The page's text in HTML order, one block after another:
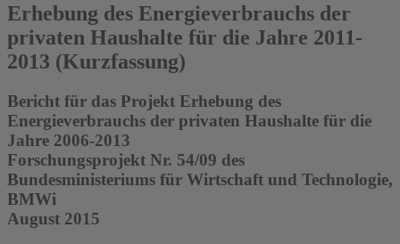
Erhebung des Energieverbrauchs der
privaten Haushalte für die Jahre 2011-
2013 (Kurzfassung)
Bericht für das Projekt Erhebung des
Energieverbrauchs der privaten Haushalte für die
Jahre 2006-2013
Forschungsprojekt Nr. 54/09 des
Bundesministeriums für Wirtschaft und Technologie,
BMWi
August 2015